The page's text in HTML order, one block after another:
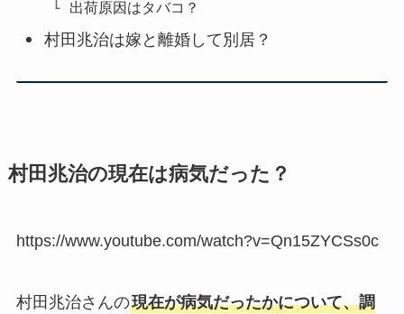
出荷原因はタバコ？
村田兆治は嫁と離婚して別居？
村田兆治の現在は病気だった？
https://www.youtube.com/watch?v=Qn15ZYCSs0c
村田兆治さんの現在が病気だったかについて、調